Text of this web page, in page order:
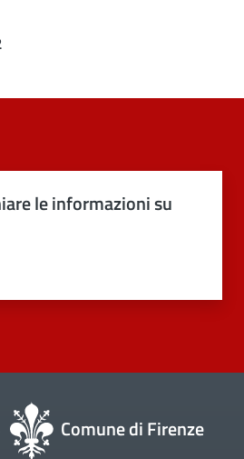
le informazioni su
4 stelle su 5
su 5
su 5
Comune di Firenze